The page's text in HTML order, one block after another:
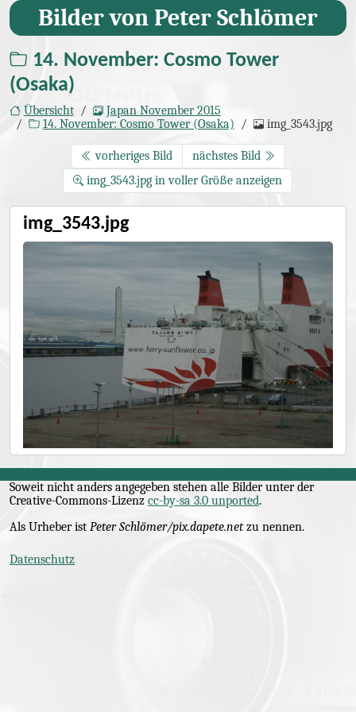
Bilder von Peter Schlömer
14. November: Cosmo Tower
(Osaka)
Übersicht
Japan November 2015
14. November: Cosmo Tower (Osaka)
img_3543.jpg
vorheriges Bild
nächstes Bild
img_3543.jpg in voller Größe anzeigen
img_3543.jpg
Soweit nicht anders angegeben stehen alle Bilder unter der
Creative-Commons-Lizenz cc-by-sa 3.0 unported.
Als Urheber ist Peter Schlömer/pix.dapete.netzu nennen.
Datenschutz